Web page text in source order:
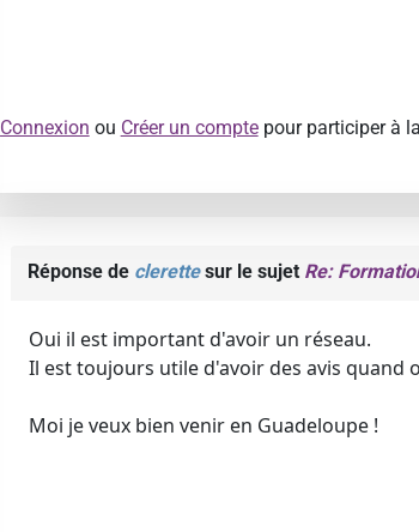
Connexion ou Créer un comptepour participer à
Réponse de clerettesur le sujet Re:
Oui il est important d'avoir un réseau.
Il est toujours utile d'avoir des avis quand
Moi je veux bien venir en Guadeloupe !